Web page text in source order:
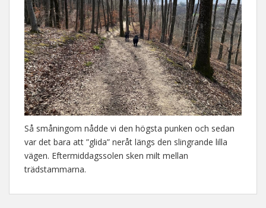
Så småningom nådde vi den högsta punken och sedan
var det bara att ”glida” neråt längs den slingrande lilla
vägen. Eftermiddagssolen sken milt mellan
trädstammarna.